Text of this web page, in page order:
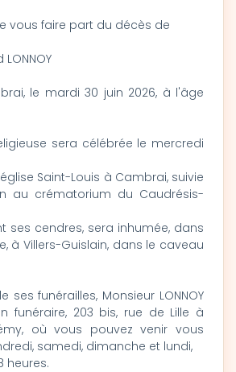
vous faire part du décès de
le mardi 30 juin 2026, à l'âge
sera célébrée le mercredi
Saint-Louis à Cambrai, suivie
au crématorium du Caudrésis-
ses cendres, sera inhumée, dans
à Villers-Guislain, dans le caveau
ses funérailles, Monsieur LONNOY
funéraire, 203 bis, rue de Lille à
où vous pouvez venir vous
samedi, dimanche et lundi,
heures.